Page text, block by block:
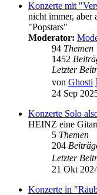
Konzerte mit
nicht immer, aber
"Popstars"
Moderator:
94 Themen
1452
Letzter
von Ghosti
24 Sep
Konzerte Solo
HEINZ eine
5 Themen
204
Letzter
21 Okt
Konzerte in